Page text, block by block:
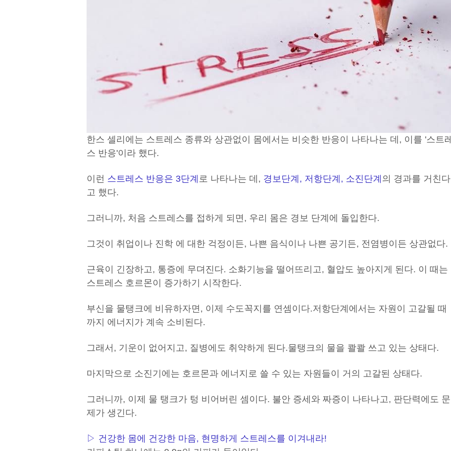
한스 셀리에는 스트레스 종류와 상관없이 몸에서는 비슷한 반응이 나타나는 데, 이를 '스트
스 반응'이라 했다.
이런 스트레스 반응은 3단계 로 나타나는 데, 경보단계, 저항단계, 소진단계의 경과를 거친다
고 했다.
그러니까, 처음 스트레스를 접하게 되면, 우리 몸은 경보 단계에 돌입한다.
그것이 취업이나 진학 에 대한 걱정이든, 나쁜 음식이나 나쁜 공기든, 전염병이든 상관없다.
근육이 긴장하고, 통증에 무뎌진다. 소화기능을 떨어뜨리고, 혈압도 높아지게 된다. 이 때는
스트레스 호르몬이 증가하기 시작한다.
부신을 물탱크에 비유하자면, 이제 수도꼭지를 연셈이다.저항단계에서는 자원이 고갈될 때
까지 에너지가 계속 소비된다.
그래서, 기운이 없어지고, 질병에도 취약하게 된다.물탱크의 물을 콸콸 쓰고 있는 상태다.
마지막으로 소진기에는 호르몬과 에너지로 쓸 수 있는 자원들이 거의 고갈된 상태다.
그러니까, 이제 물 탱크가 텅 비어버린 셈이다. 불안 증세와 짜증이 나타나고, 판단력에도 문
제가 생긴다.
▷ 건강한 몸에 건강한 마음, 현명하게 스트레스를 이겨내라!